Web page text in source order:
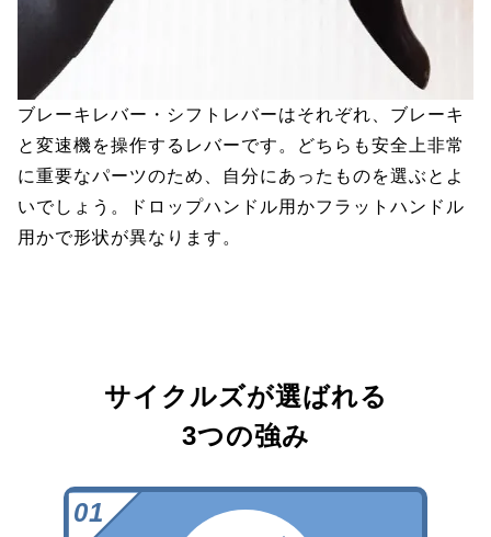
ブレーキレバー・シフトレバーはそれぞれ、ブレーキ
と変速機を操作するレバーです。どちらも安全上非常
に重要なパーツのため、自分にあったものを選ぶとよ
いでしょう。ドロップハンドル用かフラットハンドル
用かで形状が異なります。
サイクルズが選ばれる
3つの強み